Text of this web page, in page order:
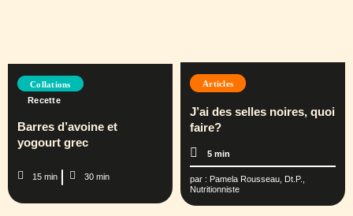
Collations
Recette
Barres d’avoine et
yogourt grec
15 min 30 min
Articles
J’ai des selles noires, quoi
faire?
5 min
par : Pamela Rousseau, Dt.P.,
Nutritionniste